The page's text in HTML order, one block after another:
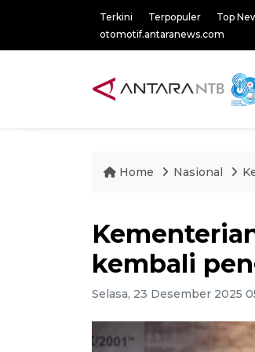
Terkini Terpopuler Top
otomotif.antaranews.com
Home Nasional
kembali
Selasa, 23 Desember 2025